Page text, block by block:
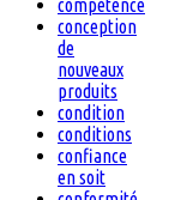
compétence
conception
de
nouveaux
produits
condition
conditions
confiance
en soit